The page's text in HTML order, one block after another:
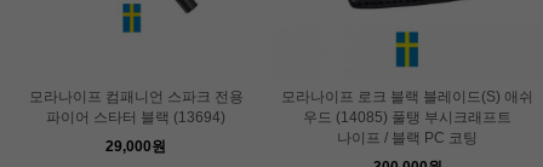
모라나이프 컴패니언 스파크 전용
파이어 스타터 블랙 (13694)
29,000원
모라나이프 로크 블랙 블레이드(S) 애쉬
우드 (14085) 풀탱 부시크래프트
나이프 / 블랙 PC 코팅